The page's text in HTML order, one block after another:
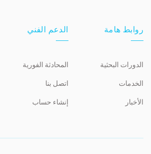
روابط هامة
الدورات البحثية
الخدمات
الأخبار
الدعم الفني
المحادثة الفورية
اتصل بنا
إنشاء حساب